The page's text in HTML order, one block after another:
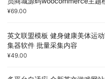
¥69.00
英文联盟模板 健身健康美体运
集器软件 批量采集内容
¥49.00